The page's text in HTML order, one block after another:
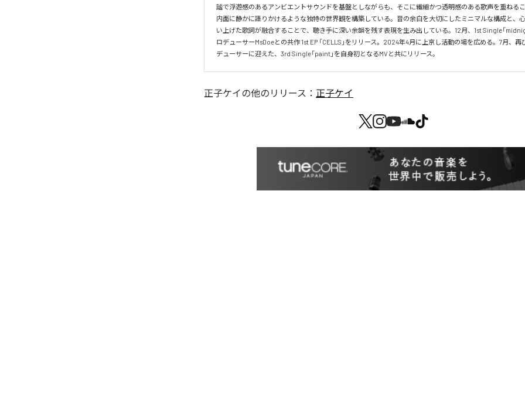
謐で浮遊感のあるアンビエントサウンドを基盤としながらも、そこに繊細かつ透明感のある歌声を重ねる
内面に静かに語りかけるような独特の世界観を構築している。音の余白を大切にしたミニマルな構成と、
い上げた歌詞が融合することで、聴き手に深い余韻を残す表現を生み出している。12月、1st Single「
ロデューサーMsDoeとの共作 1st EP 「CELLS」をリリース。2024年4月に上京し活動の場を広める。7月、再
デューサーに迎えた、3rd Single「paint」を自身初となるMVと共にリリース。
正子ケイの他のリリース： 正子ケイ